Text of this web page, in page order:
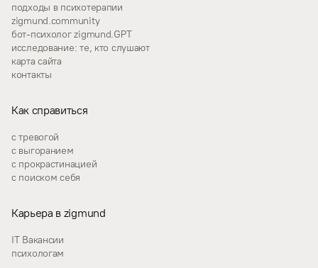
подходы в психотерапии
zigmund.community
бот-психолог zigmund.GPT
исследование: те, кто слушают
карта сайта
контакты
Как справиться
с тревогой
с выгоранием
с прокрастинацией
с поиском себя
Карьера в zigmund
IT Вакансии
психологам